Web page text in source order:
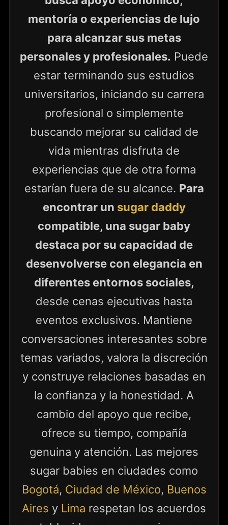
mentoría o experiencias de lujo
para alcanzar sus metas
personales y profesionales. Puede
estar terminando sus estudios
universitarios, iniciando su carrera
profesional o simplemente
buscando mejorar su calidad de
vida mientras disfruta de
experiencias que de otra forma
estarían fuera de su alcance. Para
encontrar un sugar daddy
compatible, una sugar baby
destaca por su capacidad de
desenvolverse con elegancia en
diferentes entornos sociales,
desde cenas ejecutivas hasta
eventos exclusivos. Mantiene
conversaciones interesantes sobre
temas variados, valora la discreción
y construye relaciones basadas en
la confianza y la honestidad. A
cambio del apoyo que recibe,
ofrece su tiempo, compañía
genuina y atención. Las mejores
sugar babies en ciudades como
Bogotá, Ciudad de México, Buenos
Aires y Lima respetan los acuerdos